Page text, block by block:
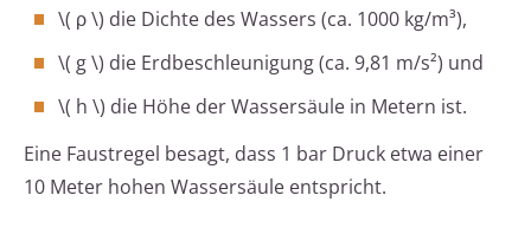
\( ρ \) die Dichte des Wassers (ca. 1000 kg/m³),
\( g \) die Erdbeschleunigung (ca. 9,81 m/s²) und
\( h \) die Höhe der Wassersäule in Metern ist.
Eine Faustregel besagt, dass 1 bar Druck etwa einer
10 Meter hohen Wassersäule entspricht.